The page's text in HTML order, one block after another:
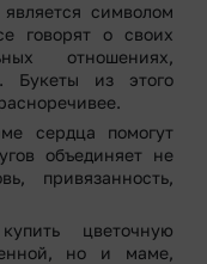
символом
говорят о своих
отношениях,
Букеты из этого
сердца помогут
объединяет не
привязанность,
цветочную
но и маме,